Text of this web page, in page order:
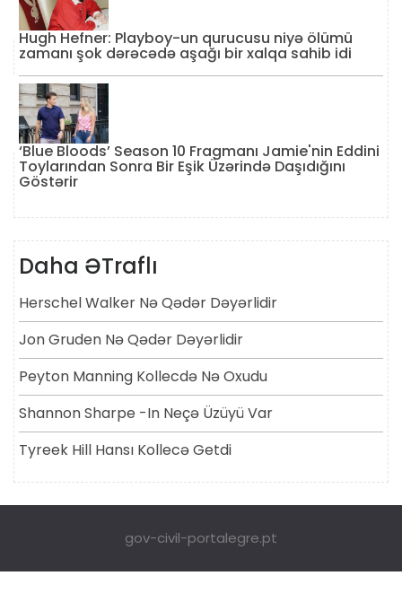
Hugh Hefner: Playboy-un qurucusu niyə ölümü
zamanı şok dərəcədə aşağı bir xalqa sahib idi
‘Blue Bloods’ Season 10 Fragmanı Jamie'nin Eddini
Toylarından Sonra Bir Eşik Üzərində Daşıdığını
Göstərir
Daha ƏTraflı
Herschel Walker Nə Qədər Dəyərlidir
Jon Gruden Nə Qədər Dəyərlidir
Peyton Manning Kollecdə Nə Oxudu
Shannon Sharpe -in Neçə Üzüyü Var
Tyreek Hill Hansı Kollecə Getdi
gov-civil-portalegre.pt